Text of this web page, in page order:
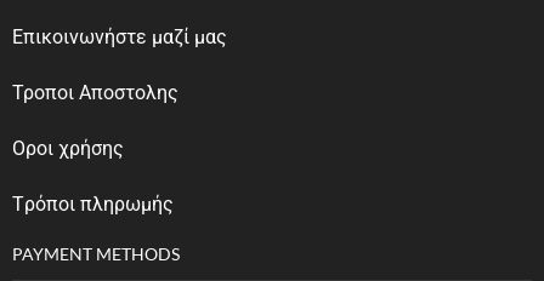
Επικοινωνήστε μαζί μας
Τροποι Αποστολης
Οροι χρήσης
Tρόποι πληρωμής
PAYMENT METHODS